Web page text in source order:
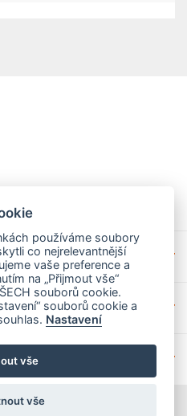
používáme soubory
co nejrelevantnější
vaše preference a
na „Přijmout vše“
souborů cookie.
souborů cookie a
Nastavení
vše
vše